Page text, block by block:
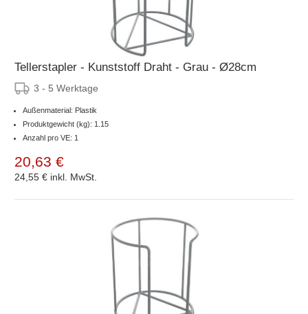
Tellerstapler - Kunststoff Draht - Grau - Ø28cm
3 - 5 Werktage
Außenmaterial: Plastik
Produktgewicht (kg): 1.15
Anzahl pro VE: 1
20,63 €
24,55 € inkl. MwSt.